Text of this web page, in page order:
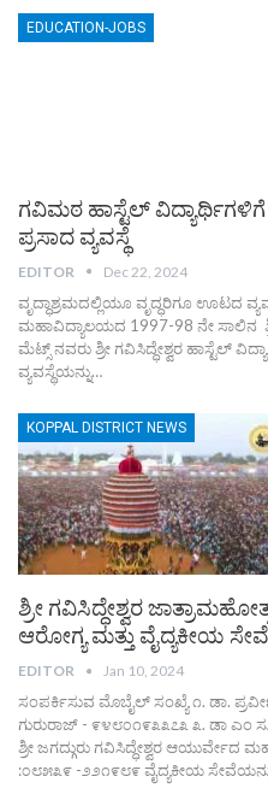
EDUCATION-JOBS
ಗವಿಮಠ ಹಾಸ್ಟೆಲ್ ವಿದ್ಯಾರ್ಥಿಗಳಿಗೆ
ಪ್ರಸಾದ ವ್ಯವಸ್ಥೆ
EDITOR Dec 22, 2024
ವೃದ್ಧಾಶ್ರಮದಲ್ಲಿಯೂ ವೃದ್ಧರಿಗೂ ಊಟದ
ಮಹಾವಿದ್ಯಾಲಯದ 1997-98 ನೇ ಸಾಲಿನ
ಮೆಟ್ಸ್ ನವರು ಶ್ರೀ ಗವಿಸಿದ್ಧೇಶ್ವರ ಹಾಸ್ಟೆಲ್
ವ್ಯವಸ್ಥೆಯನ್ನು…
KOPPAL DISTRICT NEWS
ಶ್ರೀ ಗವಿಸಿದ್ಧೇಶ್ವರ
ಆರೋಗ್ಯ ಮತ್ತು ವೈದ್ಯಕೀಯ
EDITOR Jan 10, 2024
ಸಂಪರ್ಕಿಸುವ ಮೊಬೈಲ್ ಸಂಖ್ಯೆ ೧. ಡಾ.
ಗುರುರಾಜ್ - ೯೪೮೦೧೯೩೩೭೩ ೩. ಡಾ
ಶ್ರೀ ಜಗದ್ಗುರು ಗವಿಸಿದ್ಧೇಶ್ವರ ಆಯುರ್ವೇದ
:೦೮೫೩೯ -೨೨೧೯೮೯ ವೈದ್ಯಕೀಯ